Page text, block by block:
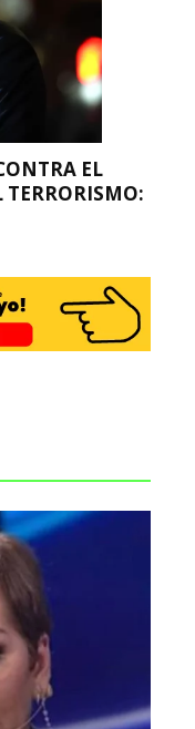
EL